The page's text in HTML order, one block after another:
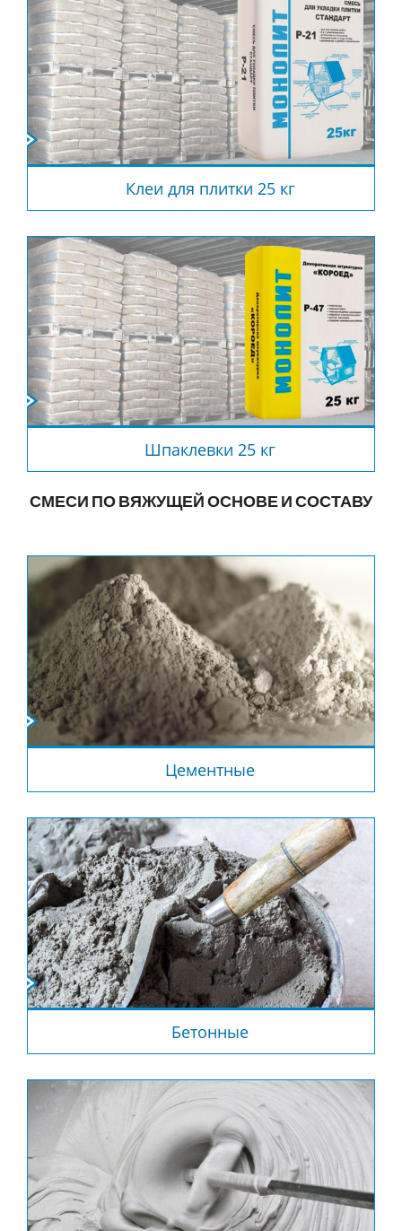
Клеи для плитки 25 кг
Шпаклевки 25 кг
СМЕСИ ПО ВЯЖУЩЕЙ ОСНОВЕ И СОСТАВУ
Цементные
Бетонные